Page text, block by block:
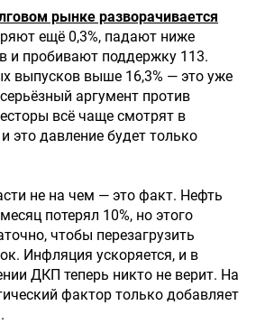
рынке разворачивается
ещё 0,3%, падают ниже
и пробивают поддержку 113.
выпусков выше 16,3% — это уже
аргумент против
всё чаще смотрят в
это давление будет только
не на чем — это факт. Нефть
потерял 10%, но этого
чтобы перезагрузить
Инфляция ускоряется, и в
ДКП теперь никто не верит. На
фактор только добавляет